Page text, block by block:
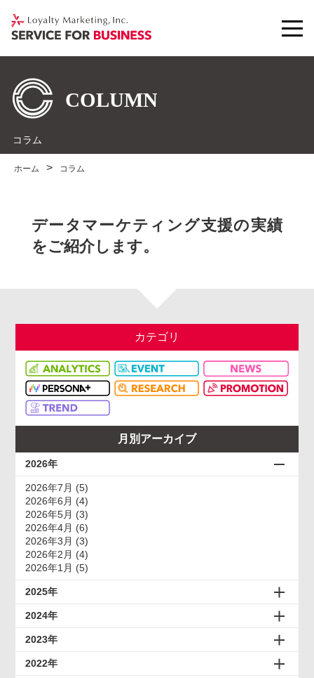
コラム
ホーム コラム
データマーケティング支援の実績
をご紹介します。
カテゴリ
月別アーカイブ
2026年
2026年7月 (5)
2026年6月 (4)
2026年5月 (3)
2026年4月 (6)
2026年3月 (3)
2026年2月 (4)
2026年1月 (5)
2025年
2024年
2023年
2022年